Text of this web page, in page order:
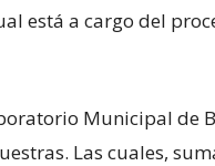
está a cargo del
Municipal de
Las cuales,